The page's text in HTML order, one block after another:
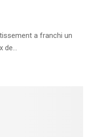
a franchi un
de...